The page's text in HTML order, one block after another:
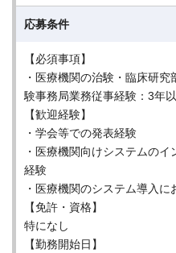
応募条件
【必須事項】
・医療機関の治験・臨床研
験事務局業務従事経験：3年
【歓迎経験】
・学会等での発表経験
・医療機関向けシステムの
経験
・医療機関のシステム導入
【免許・資格】
特になし
【勤務開始日】